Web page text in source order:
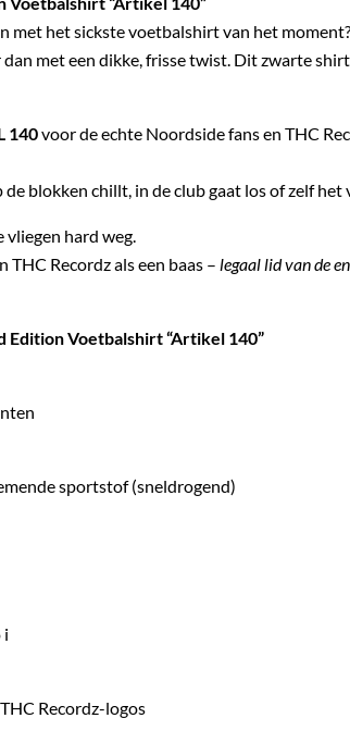
met het sickste voetbalshirt van het
dan met een dikke, frisse twist. Dit zwarte
140voor de echte Noordside fans en THC
de blokken chillt, in de club gaat los of zelf het
hard weg.
THC Recordz als een baas – legaal lid van de
Edition Voetbalshirt “Artikel 140”
sportstof (sneldrogend)
i
Recordz-logos